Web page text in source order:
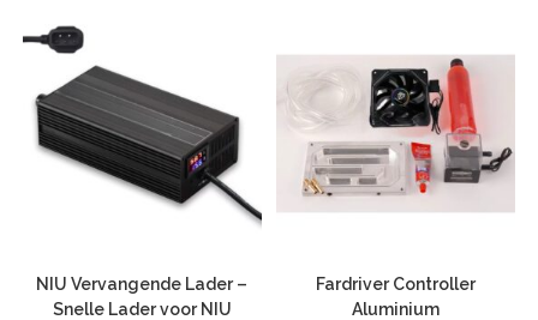
NIU Vervangende Lader –
Snelle Lader voor NIU
Fardriver Controller
Aluminium